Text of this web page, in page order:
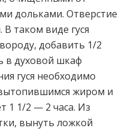
дольками. Отверстие
таком виде гуся
добавить 1/2
в духовой шкаф
гуся необходимо
жиром и
1 1/2 — 2 часа. Из
вынуть ложкой